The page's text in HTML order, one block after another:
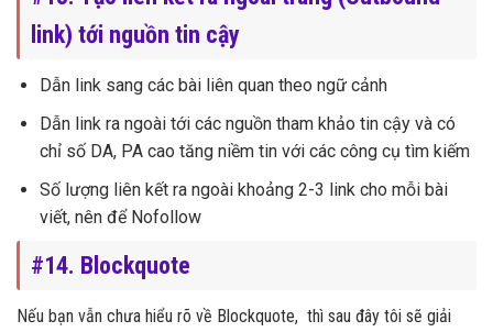
link) tới nguồn tin cậy
Dẫn link sang các bài liên quan theo ngữ cảnh
Dẫn link ra ngoài tới các nguồn tham khảo tin cậy và có
chỉ số DA, PA cao tăng niềm tin với các công cụ tìm kiếm
Số lượng liên kết ra ngoài khoảng 2-3 link cho mỗi bài
viết, nên để Nofollow
#14. Blockquote
Nếu bạn vẫn chưa hiểu rõ về Blockquote, thì sau đây tôi sẽ giải